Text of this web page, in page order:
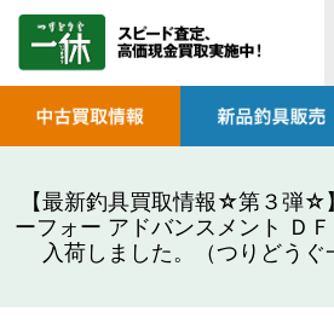
【最新釣具買取情報☆第３弾
ーフォー アドバンスメント Ｄ
入荷しました。（つりどう